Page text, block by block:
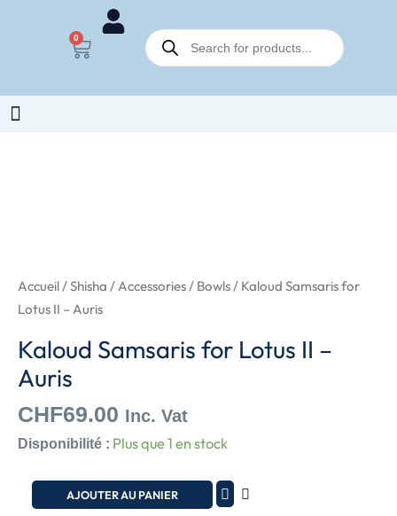
0
Panier
Recherche
de
produits
Accueil/Shisha /Accessories/ Bowls/ Kaloud Samsaris for
Lotus II – Auris
Kaloud Samsaris for Lotus II –
Auris
CHF69.00 Inc. Vat
Disponibilité : Plus que 1 en stock
Lotus
II
Auris
AJOUTER AU PANIER
Samsaris
for
II